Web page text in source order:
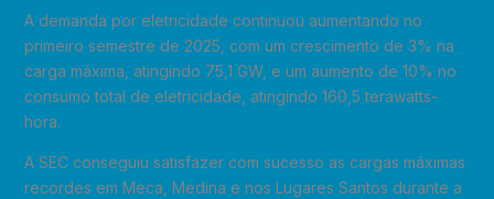
A demanda por eletricidade continuou aumentando no
primeiro semestre de 2025, com um crescimento de 3% na
carga máxima, atingindo 75,1 GW, e um aumento de 10% no
consumo total de eletricidade, atingindo 160,5 terawatts-
hora.
A SEC conseguiu satisfazer com sucesso as cargas máximas
recordes em Meca, Medina e nos Lugares Santos durante a